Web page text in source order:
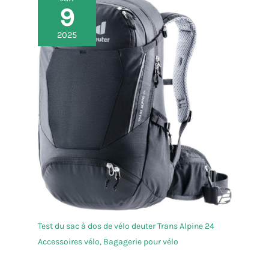
9
2025
Test du sac à dos de vélo deuter Trans Alpine 24
Accessoires vélo, Bagagerie pour vélo